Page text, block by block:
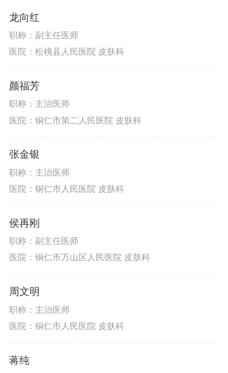
龙向红
职称：副主任医师
医院：松桃县人民医院 皮肤科
颜福芳
职称：主治医师
医院：铜仁市第二人民医院 皮肤科
张金银
职称：主治医师
医院：铜仁市人民医院 皮肤科
侯再刚
职称：副主任医师
医院：铜仁市万山区人民医院 皮肤科
周文明
职称：主治医师
医院：铜仁市人民医院 皮肤科
蒋纯